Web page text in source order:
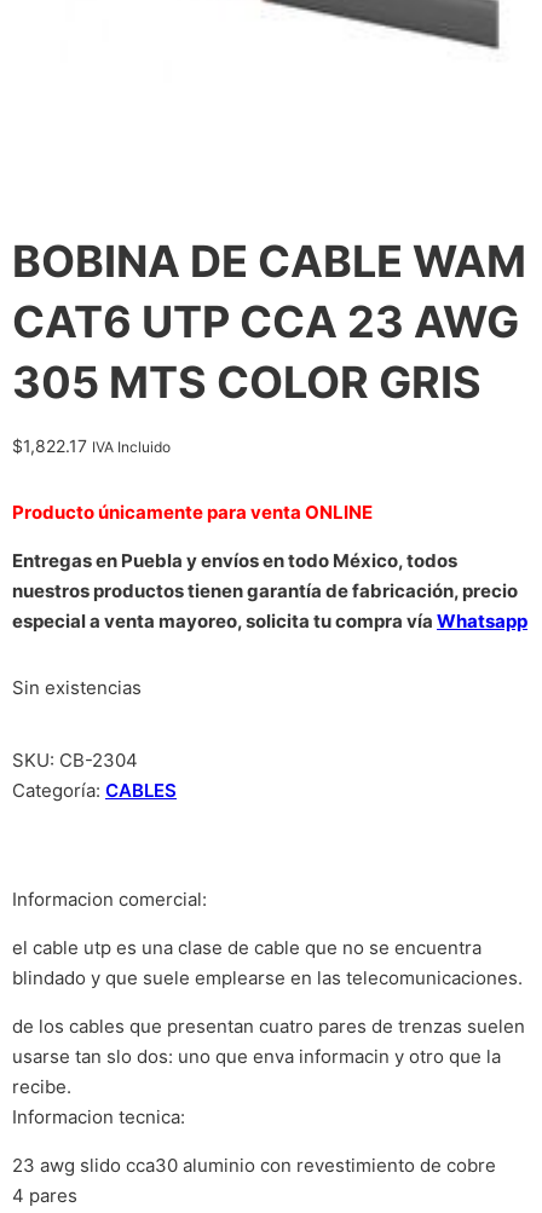
BOBINA DE CABLE WAM
CAT6 UTP CCA 23 AWG
305 MTS COLOR GRIS
$1,822.17 IVA Incluido
Producto únicamente para venta ONLINE
Entregas en Puebla y envíos en todo México, todos
nuestros productos tienen garantía de fabricación, precio
especial a venta mayoreo, solicita tu compra vía Whatsapp
Sin existencias
SKU: CB-2304
Categoría: CABLES
Informacion comercial:
el cable utp es una clase de cable que no se encuentra
blindado y que suele emplearse en las telecomunicaciones.
de los cables que presentan cuatro pares de trenzas suelen
usarse tan slo dos: uno que enva informacin y otro que la
recibe.
Informacion tecnica:
23 awg slido cca30 aluminio con revestimiento de cobre
4 pares